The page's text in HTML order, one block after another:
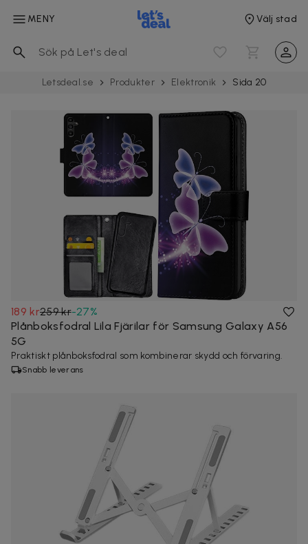
MENY Välj stad
Letsdeal.se Produkter Elektronik Sida 20
189 kr259 kr-27%
Plånboksfodral Lila Fjärilar för Samsung Galaxy A56
5G
Praktiskt plånboksfodral som kombinerar skydd och förvaring.
Snabb leverans